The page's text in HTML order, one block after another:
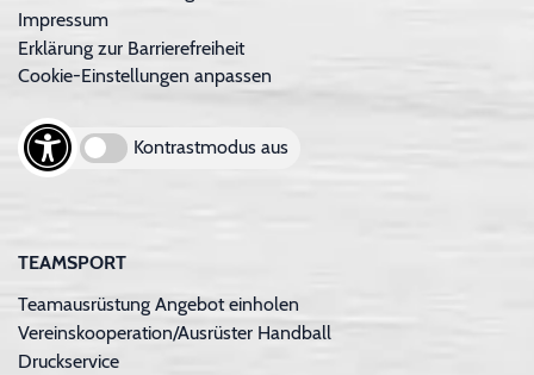
Impressum
Erklärung zur Barrierefreiheit
Cookie-Einstellungen anpassen
Kontrastmodus aus
TEAMSPORT
Teamausrüstung Angebot einholen
Vereinskooperation/Ausrüster Handball
Druckservice